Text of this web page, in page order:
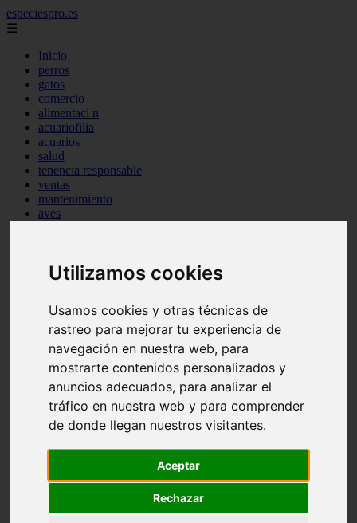
Utilizamos cookies
Usamos cookies y otras técnicas de
rastreo para mejorar tu experiencia de
navegación en nuestra web, para
mostrarte contenidos personalizados y
anuncios adecuados, para analizar el
tráfico en nuestra web y para comprender
de donde llegan nuestros visitantes.
Aceptar
Rechazar
especiespro.es
☰
Inicio
perros
gatos
comercio
alimentaci n
acuariofilia
acuarios
salud
tenencia responsable
ventas
mantenimiento
aves
verano
legislaci n
accesorios
peluquer a canina
complementos
consejos
comportamiento
protagonistas
reptiles
abandono
adopci n
acuario
comercios